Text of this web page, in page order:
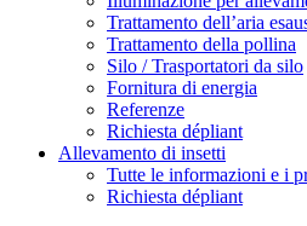
Trattamento dell’aria
Trattamento della pollina
Silo / Trasportatori da silo
Fornitura di energia
Referenze
Richiesta dépliant
Allevamento di insetti
Tutte le informazioni e i
Richiesta dépliant